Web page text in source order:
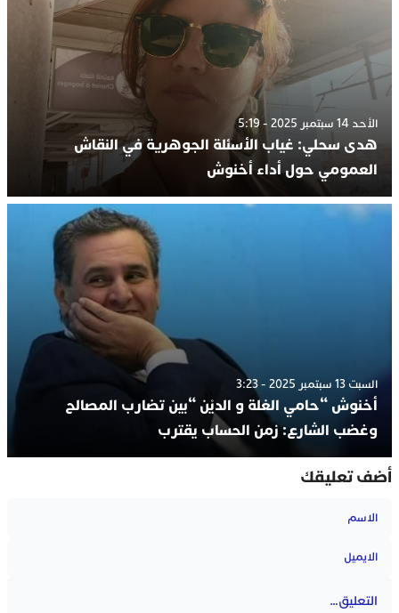
الأحد 14 سبتمبر 2025 - 5:19
هدى سحلي: غياب الأسئلة الجوهرية في النقاش
العمومي حول أداء أخنوش
السبت 13 سبتمبر 2025 - 3:23
أخنوش “حامي الغلة و الديْن “بين تضارب المصالح
وغضب الشارع: زمن الحساب يقترب
أضف تعليقك